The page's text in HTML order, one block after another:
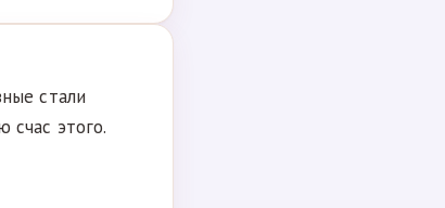
стали
счас этого.